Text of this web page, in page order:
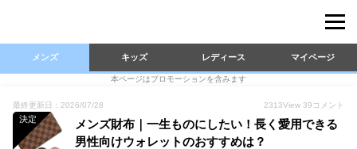
メンズ キッズ レディース マイページ
本ページはプロモーションを含みます
最終更新日：2026/07/28 2313View 39 コメント
決定
メンズ財布｜一生ものにしたい！長く愛用できる
男性向けウォレットのおすすめは？